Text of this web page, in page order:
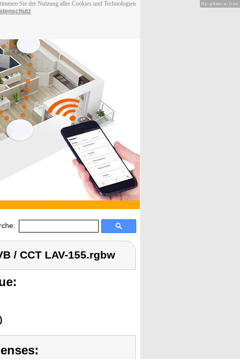
Sie der Nutzung aller Cookies und Technologien
/ CCT LAV-155.rgbw
Hy-phen-a-tion